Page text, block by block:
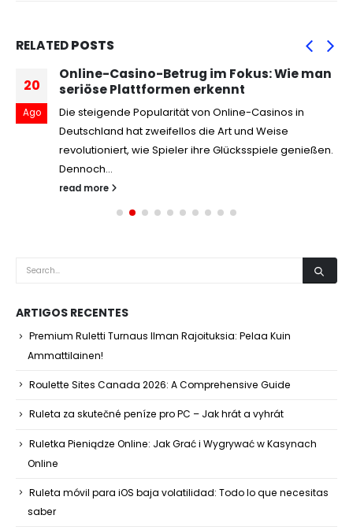
RELATEDPOSTS
20
Ago
Online-Casino-Betrug im Fokus: Wie man
seriöse Plattformen erkennt
Die steigende Popularität von Online-Casinos in
Deutschland hat zweifellos die Art und Weise
revolutioniert, wie Spieler ihre Glücksspiele genießen.
Dennoch...
read more
ARTIGOS RECENTES
Premium Ruletti Turnaus Ilman Rajoituksia: Pelaa Kuin
Ammattilainen!
Roulette Sites Canada 2026: A Comprehensive Guide
Ruleta za skutečné peníze pro PC – Jak hrát a vyhrát
Ruletka Pieniądze Online: Jak Grać i Wygrywać w Kasynach
Online
Ruleta móvil para iOS baja volatilidad: Todo lo que necesitas
saber